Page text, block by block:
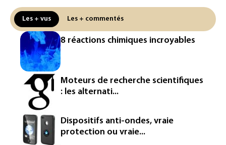
attendue en Europe
L'Autriche bat son record absolu de
chaleur pour le deuxième jour d'affilée
Inde : Meta sommé de s'excuser après
le retrait d'une vidéo de Modi
La défense, voie de diversification pour
un secteur automobile à la peine
France : prison avec sursis et
"bannissement numérique" pour deux
Les + vus Les + commentés
8 réactions chimiques incroyables
Moteurs de recherche scientifiques
: les alternati...
Dispositifs anti-ondes, vraie
protection ou vraie...